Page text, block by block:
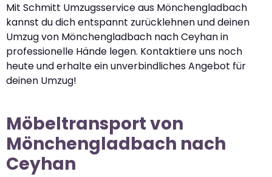
Mit Schmitt Umzugsservice aus Mönchengladbach
kannst du dich entspannt zurücklehnen und deinen
Umzug von Mönchengladbach nach Ceyhan in
professionelle Hände legen. Kontaktiere uns noch
heute und erhalte ein unverbindliches Angebot für
deinen Umzug!
Möbeltransport von
Mönchengladbach nach
Ceyhan